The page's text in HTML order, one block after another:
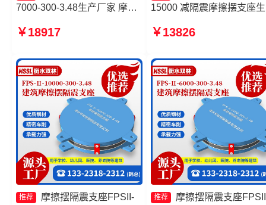
7000-300-3.48生产厂家 摩擦
3.48厂家 摩擦摆隔震支座
支座-15.0ZX支座的源头工厂
￥18917
15000 减隔震摩擦摆支座
7000-400-4.11厂家 摩擦摆
生产厂家
￥13826
推荐 摩擦摆隔震支座FPSII- 推荐 摩擦摆隔震支座